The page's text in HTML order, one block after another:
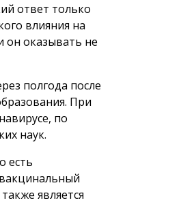
ответ только
влияния на
оказывать не
полгода после
При
по
наук.
есть
является